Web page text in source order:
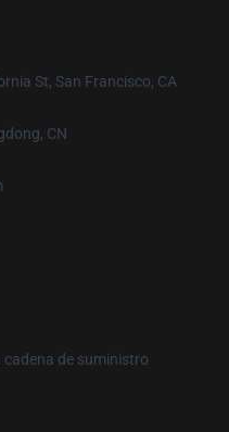
St, San Francisco, CA
CN
cadena de suministro